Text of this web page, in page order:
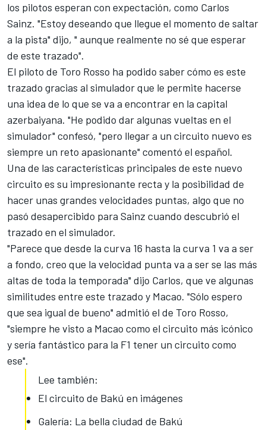
los pilotos esperan con expectación, como Carlos
Sainz. "Estoy deseando que llegue el momento de saltar
a la pista" dijo, " aunque realmente no sé que esperar
de este trazado".
El piloto de Toro Rosso ha podido saber cómo es este
trazado gracias al simulador que le permite hacerse
una idea de lo que se va a encontrar en la capital
azerbaiyana. "He podido dar algunas vueltas en el
simulador" confesó, "pero llegar a un circuito nuevo es
siempre un reto apasionante" comentó el español.
Una de las características principales de este nuevo
circuito es su impresionante recta y la posibilidad de
hacer unas grandes velocidades puntas, algo que no
pasó desapercibido para Sainz cuando descubrió el
trazado en el simulador.
"Parece que desde la curva 16 hasta la curva 1 va a ser
a fondo, creo que la velocidad punta va a ser se las más
altas de toda la temporada" dijo Carlos, que ve algunas
similitudes entre este trazado y Macao. "Sólo espero
que sea igual de bueno" admitió el de Toro Rosso,
"siempre he visto a Macao como el circuito más icónico
y sería fantástico para la F1 tener un circuito como
ese".
Lee también:
El circuito de Bakú en imágenes
Galería: La bella ciudad de Bakú